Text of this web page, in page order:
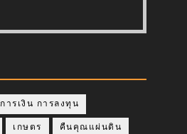
การเงิน การลงทุน
เกษตร คืนคุณแผ่นดิน